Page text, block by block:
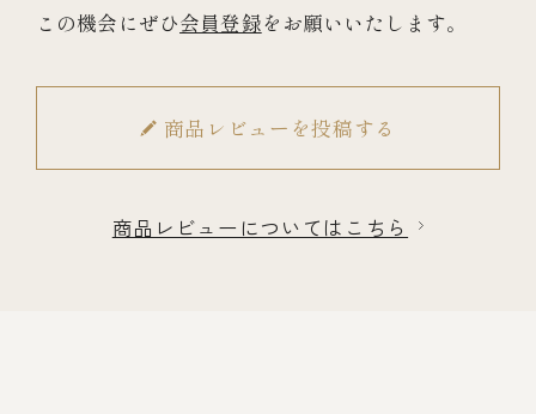
この機会にぜひ会員登録をお願いいたします。
商品レビューを投稿する
商品レビューについてはこちら